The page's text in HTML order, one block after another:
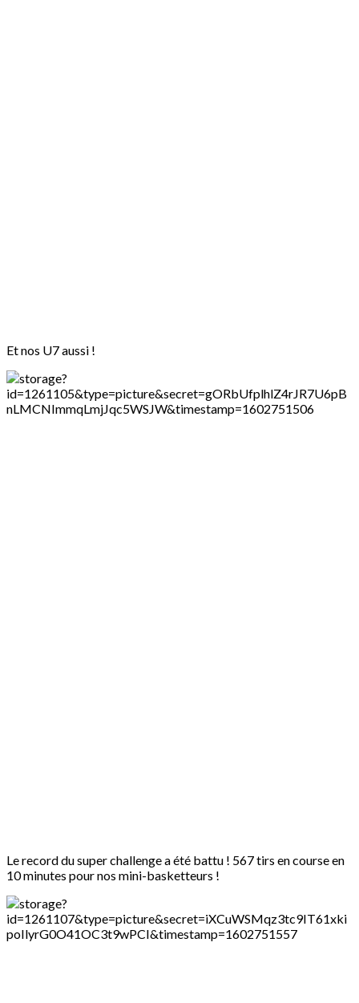
Et nos U7 aussi !
Le record du super challenge a été battu ! 567 tirs en course en
10 minutes pour nos mini-basketteurs !